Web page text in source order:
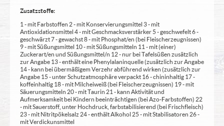
Zusatzstoffe:
1 - mit Farbstoffen 2 - mit Konservierungsmittel 3 - mit
Antioxidationsmittel 4 - mit Geschmacksverstärker 5 - geschwefelt 6 -
geschwärzt 7 - gewachst 8 - mit Phosphat/en (bei Fleischerzeugnissen)
9 - mit Süßungsmittel 10 - mit Süßungsmitteln 11 - mit (einer)
Zuckerart/en und Süßungsmittel/n 12 - nur bei Tafelsüßen zusätzlich
zur Angabe 13 - enthält eine Phenylalaninquelle (zusätzlich zur Angabe
14 - kann bei übermäßigem Verzehr abführend wirken (zusätzlich zur
Angabe 15 - unter Schutzatmosphäre verpackt 16 - chininhaltig 17 -
koffeinhaltig 18 - mit Milcheiweiß (bei Fleischerzeugnissen) 19 - mit
Säuerungsmitteln 20 - mit Taurin 21 - kann Aktivität und
Aufmerksamkeit bei Kindern beeinträchtigen (bei Azo-Farbstoffen) 22
- mit Sauerstoff, unter Hochdruck, farbstabilisierend (bei Frischfleisch)
23 - mit Nitritpökelsalz 24 - enthält Alkohol 25 - mit Stabilisatoren 26 -
mit Verdickunsmittel